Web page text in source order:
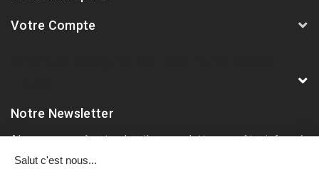
Votre Compte
Notre Newsletter
Abonnez-vous à notre dernière newsletter pour être informé
des nouveautés et remises spéciales.